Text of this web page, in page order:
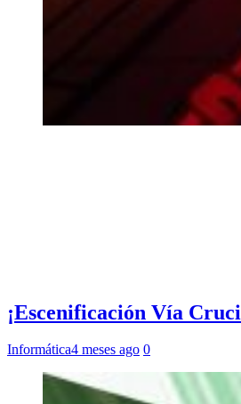
¡Escenificación Vía
Informática4 meses ago 0